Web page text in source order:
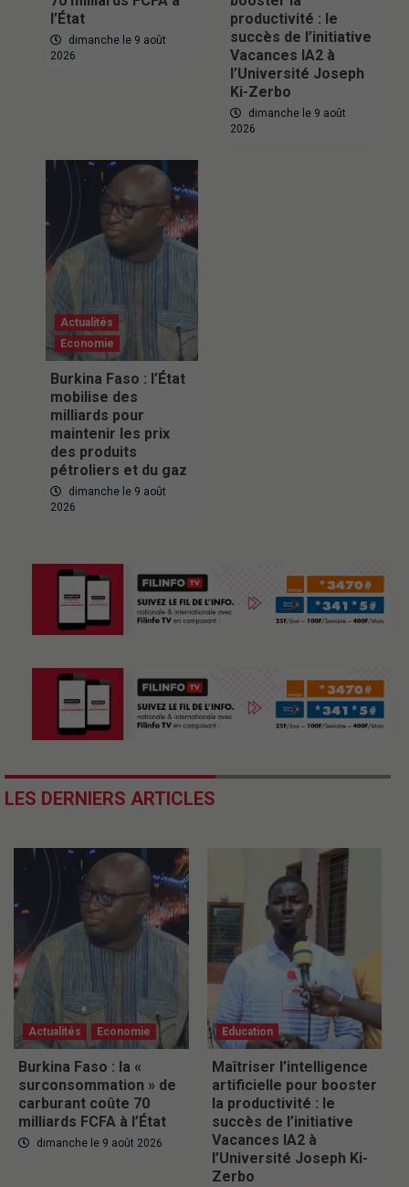
l’État
dimanche le 9 août
2026
productivité : le
succès de l’initiative
Vacances IA2 à
l’Université Joseph
Ki-Zerbo
dimanche le 9 août
2026
Actualités
Economie
Burkina Faso : l’État
mobilise des
milliards pour
maintenir les prix
des produits
pétroliers et du gaz
dimanche le 9 août
2026
LES DERNIERS ARTICLES
Actualités Economie
Burkina Faso : la «
surconsommation » de
carburant coûte 70
milliards FCFA à l’État
dimanche le 9 août 2026
Education
Maîtriser l’intelligence
artificielle pour booster
la productivité : le
succès de l’initiative
Vacances IA2 à
l’Université Joseph Ki-
Zerbo